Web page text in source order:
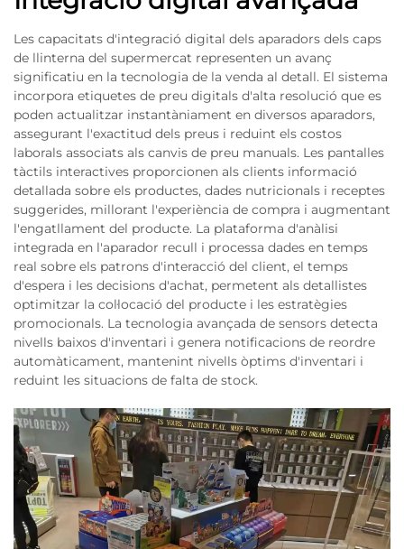
Les capacitats d'integració digital dels aparadors dels caps
de llinterna del supermercat representen un avanç
significatiu en la tecnologia de la venda al detall. El sistema
incorpora etiquetes de preu digitals d'alta resolució que es
poden actualitzar instantàniament en diversos aparadors,
assegurant l'exactitud dels preus i reduint els costos
laborals associats als canvis de preu manuals. Les pantalles
tàctils interactives proporcionen als clients informació
detallada sobre els productes, dades nutricionals i receptes
suggerides, millorant l'experiència de compra i augmentant
l'engatllament del producte. La plataforma d'anàlisi
integrada en l'aparador recull i processa dades en temps
real sobre els patrons d'interacció del client, el temps
d'espera i les decisions d'achat, permetent als detallistes
optimitzar la col·locació del producte i les estratègies
promocionals. La tecnologia avançada de sensors detecta
nivells baixos d'inventari i genera notificacions de reordre
automàticament, mantenint nivells òptims d'inventari i
reduint les situacions de falta de stock.